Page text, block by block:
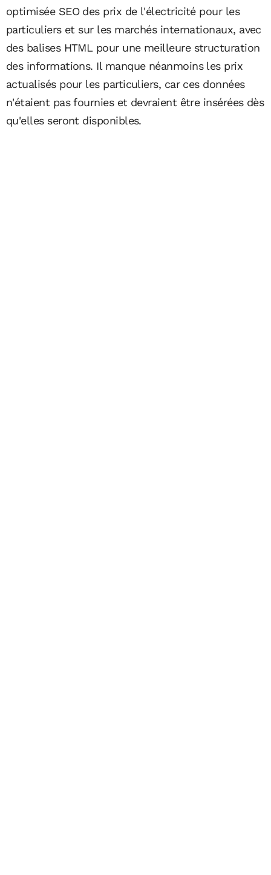
optimisée SEO des prix de l'électricité pour les
particuliers et sur les marchés internationaux, avec
des balises HTML pour une meilleure structuration
des informations. Il manque néanmoins les prix
actualisés pour les particuliers, car ces données
n'étaient pas fournies et devraient être insérées dès
qu'elles seront disponibles.